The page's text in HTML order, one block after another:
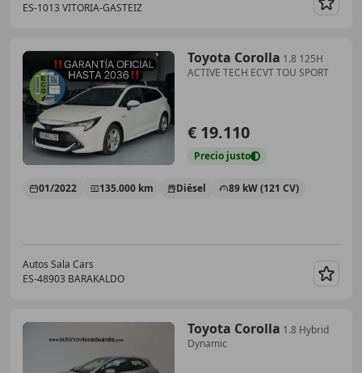
ES-1013 VITORIA-GASTEIZ
Toyota Corolla 1.8 125H
ACTIVE TECH ECVT TOU SPORT
€ 19.110
Precio justo
01/2022 135.000 km Diésel 89 kW (121 CV)
Autos Sala Cars
ES-48903 BARAKALDO
Toyota Corolla 1.8 Hybrid
Dynamic